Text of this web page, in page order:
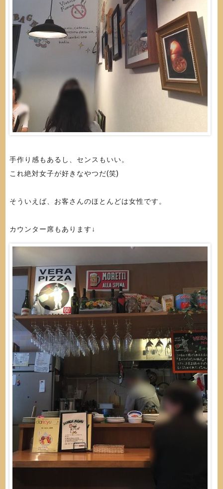
手作り感もあるし、センスもいい。
これ絶対女子が好きなやつだ(笑)
そういえば、お客さんのほとんどは女性です。
カウンター席もあります↓